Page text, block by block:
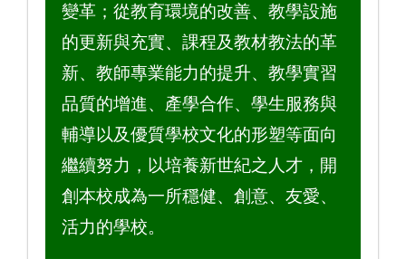
變革；從教育環境的改善、教學設施
的更新與充實、課程及教材教法的革
新、教師專業能力的提升、教學實習
品質的增進、產學合作、學生服務與
輔導以及優質學校文化的形塑等面向
繼續努力，以培養新世紀之人才，開
創本校成為一所穩健、創意、友愛、
活力的學校。